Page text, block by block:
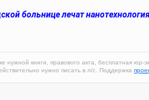
больнице лечат
нужной книги, правового акта, бесплатная юр-
нужно писать в л/с. Поддержка